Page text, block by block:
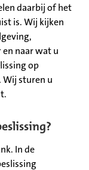
daarbij of het
is. Wij kijken
naar wat u
op
Wij sturen u
In de